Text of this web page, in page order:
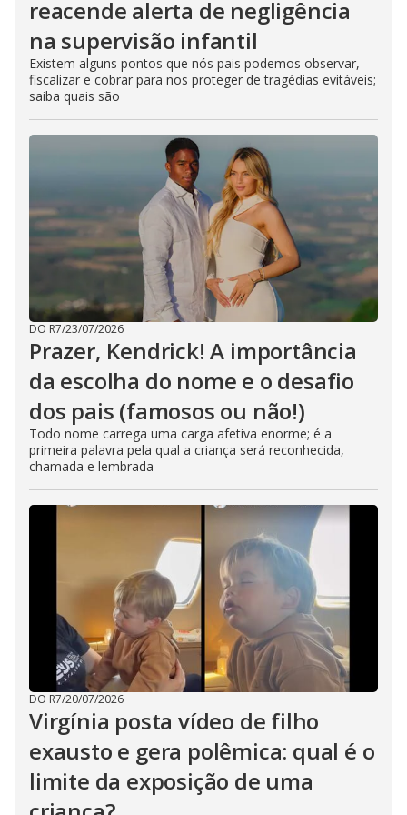
reacende alerta de negligência
na supervisão infantil
Existem alguns pontos que nós pais podemos observar,
fiscalizar e cobrar para nos proteger de tragédias evitáveis;
saiba quais são
DO R7/23/07/2026
Prazer, Kendrick! A importância
da escolha do nome e o desafio
dos pais (famosos ou não!)
Todo nome carrega uma carga afetiva enorme; é a
primeira palavra pela qual a criança será reconhecida,
chamada e lembrada
DO R7/20/07/2026
Virgínia posta vídeo de filho
exausto e gera polêmica: qual é o
limite da exposição de uma